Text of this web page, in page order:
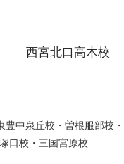
西宮北口高木校
中泉丘校・曽根服部校・
口校・三国宮原校